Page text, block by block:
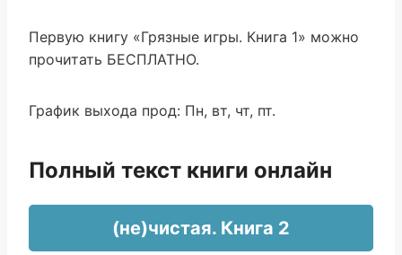
Первую книгу «Грязные игры. Книга 1» можно
прочитать БЕСПЛАТНО.
График выхода прод: Пн, вт, чт, пт.
Полный текст книги онлайн
(не)чистая. Книга 2